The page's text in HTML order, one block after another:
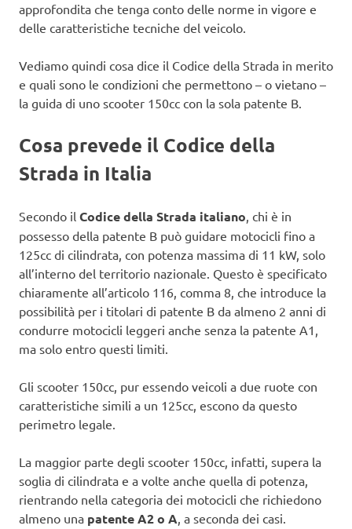
approfondita che tenga conto delle norme in vigore e
delle caratteristiche tecniche del veicolo.
Vediamo quindi cosa dice il Codice della Strada in merito
e quali sono le condizioni che permettono – o vietano –
la guida di uno scooter 150cc con la sola patente B.
Cosa prevede il Codice della
Strada in Italia
Secondo il Codice della Strada italiano, chi è in
possesso della patente B può guidare motocicli fino a
125cc di cilindrata, con potenza massima di 11 kW, solo
all’interno del territorio nazionale. Questo è specificato
chiaramente all’articolo 116, comma 8, che introduce la
possibilità per i titolari di patente B da almeno 2 anni di
condurre motocicli leggeri anche senza la patente A1,
ma solo entro questi limiti.
Gli scooter 150cc, pur essendo veicoli a due ruote con
caratteristiche simili a un 125cc, escono da questo
perimetro legale.
La maggior parte degli scooter 150cc, infatti, supera la
soglia di cilindrata e a volte anche quella di potenza,
rientrando nella categoria dei motocicli che richiedono
almeno una patente A2 o A, a seconda dei casi.